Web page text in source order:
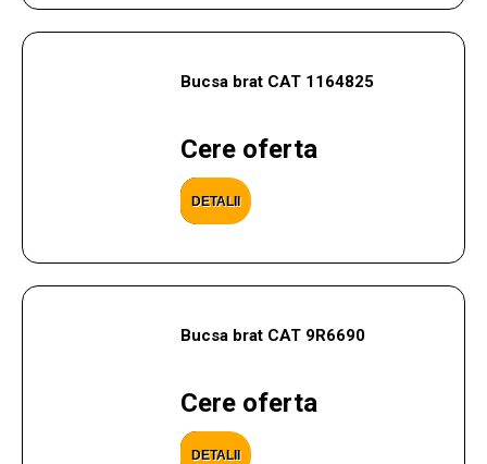
Bucsa brat CAT 1164825
Cere oferta
DETALII
Bucsa brat CAT 9R6690
Cere oferta
DETALII